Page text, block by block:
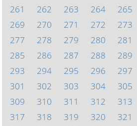
261
262 263 264 265
269
270 271 272 273
277
278 279 280 281
285
286 287 288 289
293
294 295 296 297
301
302 303 304 305
309
310 311 312 313
317
318 319 320 321